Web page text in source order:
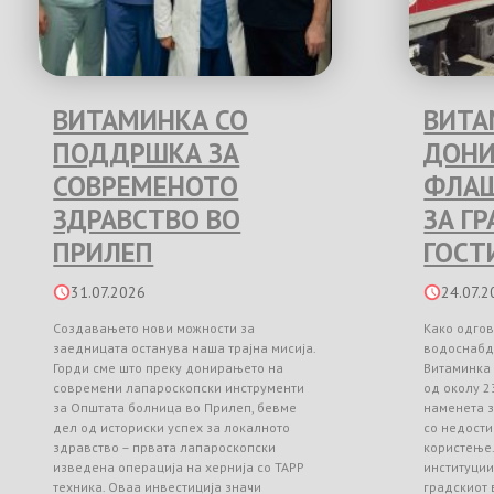
ВИТАМИНКА СО
ПОДДРШКА ЗА
СОВРЕМЕНОТО
ЗДРАВСТВО ВО
ПРИЛЕП
31.07.2026
Создавањето нови можности за
заедницата останува наша трајна мисија.
Горди сме што преку донирањето на
современи лапароскопски инструменти
за Општата болница во Прилеп, бевме
дел од историски успех за локалното
здравство – првата лапароскопски
изведена операција на хернија со TAPP
техника. Оваа инвестиција значи
ЗА
Како
од околу
наменета
со